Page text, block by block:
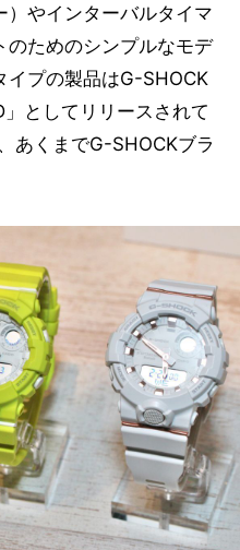
やインターバルタイマ
のためのシンプルなモデ
イプの製品はG-SHOCK
としてリリースされて
あくまでG-SHOCKブラ